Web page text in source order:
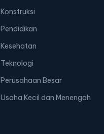
Konstruksi
Pendidikan
Kesehatan
Teknologi
Perusahaan Besar
Usaha Kecil dan Menengah